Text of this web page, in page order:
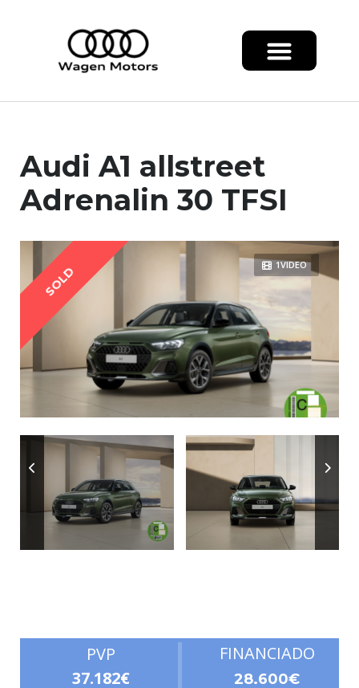
Audi A1 allstreet
Adrenalin 30 TFSI
1VIDEO
SOLD
PVP
37.182€
FINANCIADO
28.600€